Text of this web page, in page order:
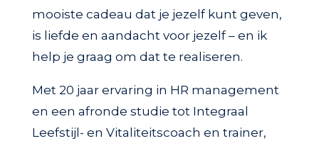
mooiste cadeau dat je jezelf kunt geven,
is liefde en aandacht voor jezelf – en ik
help je graag om dat te realiseren.
Met 20 jaar ervaring in HR management
en een afronde studie tot Integraal
Leefstijl- en Vitaliteitscoach en trainer,